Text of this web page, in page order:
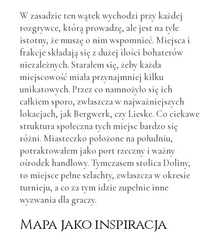
W zasadzie ten wątek wychodzi przy każdej
rozgrywce, którą prowadzę, ale jest na tyle
istotny, że muszę o nim wspomnieć. Miejsca i
frakcje składają się z dużej ilości bohaterów
niezależnych. Starałem się, żeby każda
miejscowość miała przynajmniej kilku
unikatowych. Przez co namnożyło się ich
całkiem sporo, zwłaszcza w najważniejszych
lokacjach, jak Bergwerk, czy Lieske. Co ciekawe
struktura społeczna tych miejsc bardzo się
różni. Miasteczko położone na południu,
potraktowałem jako port rzeczny i ważny
ośrodek handlowy. Tymczasem stolica Doliny,
to miejsce pełne szlachty, zwłaszcza w okresie
turnieju, a co za tym idzie zupełnie inne
wyzwania dla graczy.
Mapa jako inspiracja